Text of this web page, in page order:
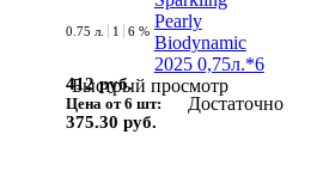
Быстрый просмотр
0.75 л. 1 6 %
412 руб.
Цена от 6 шт:
375.30 руб.
Достаточно